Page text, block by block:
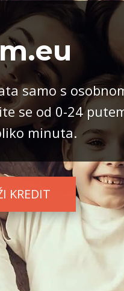
samo s
se od 0-24
minuta.
KREDIT